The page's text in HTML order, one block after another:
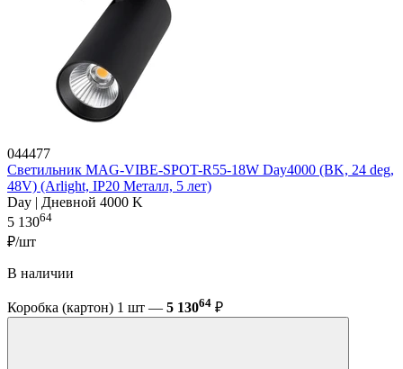
044477
Светильник MAG-VIBE-SPOT-R55-18W Day4000 (BK, 24 deg,
48V) (Arlight, IP20 Металл, 5 лет)
Day | Дневной 4000 K
5 13064
₽/шт
В наличии
Коробка (картон) 1 шт — 5 13064 ₽